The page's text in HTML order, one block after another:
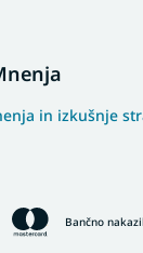
in izkušnje
Bančno